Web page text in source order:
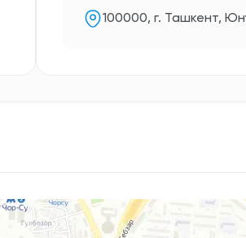
100000, г. Ташкент,